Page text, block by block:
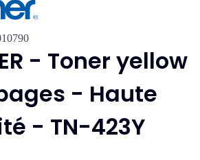
- Toner yellow
- Haute
- TN-423Y